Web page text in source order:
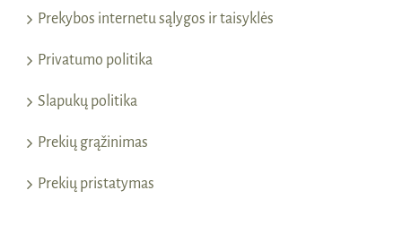
Prekybos internetu sąlygos ir taisyklės
Privatumo politika
Slapukų politika
Prekių grąžinimas
Prekių pristatymas